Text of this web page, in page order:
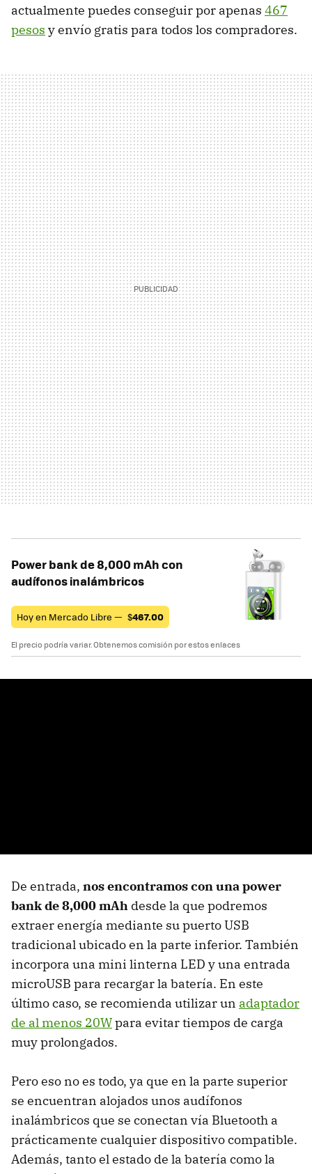
actualmente puedes conseguir por apenas 467
pesos y envío gratis para todos los compradores.
Power bank de 8,000 mAh con
audífonos inalámbricos
Hoy en Mercado Libre — $467.00
El precio podría variar. Obtenemos comisión por estos enlaces
De entrada, nos encontramos con una power
bank de 8,000 mAh desde la que podremos
extraer energía mediante su puerto USB
tradicional ubicado en la parte inferior. También
incorpora una mini linterna LED y una entrada
microUSB para recargar la batería. En este
último caso, se recomienda utilizar un adaptador
de al menos 20Wpara evitar tiempos de carga
muy prolongados.
Pero eso no es todo, ya que en la parte superior
se encuentran alojados unos audífonos
inalámbricos que se conectan vía Bluetooth a
prácticamente cualquier dispositivo compatible.
Además, tanto el estado de la batería como la